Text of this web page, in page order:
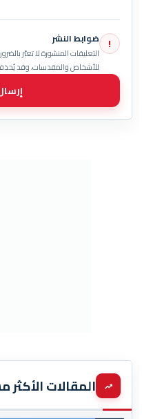
! ضوابط النشر
التعليقات المنشورة لا تعبّر
للأشخاص والمقدسات، وقد
المقالات